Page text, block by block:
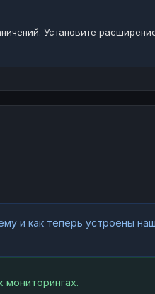
Установите
и как теперь устроены
мониторингах.